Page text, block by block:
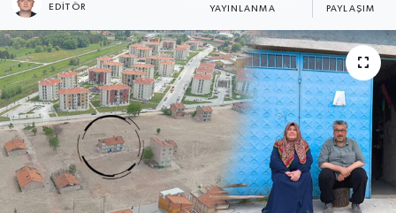
EDITÖR YAYINLANMA PAYLAŞIM
Eğitim
Ekonomi
Emet
Foto Galeri
Gediz